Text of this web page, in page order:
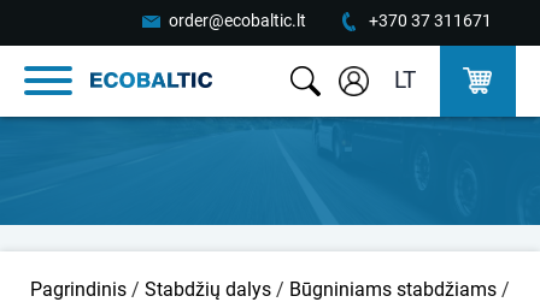
order@ecobaltic.lt +370 37 311671
LT
Pagrindinis / Stabdžių dalys / Būgniniams stabdžiams /